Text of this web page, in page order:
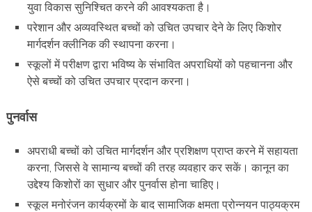
युवा विकास सुनिश्चित करने की आवश्यकता है।
परेशान और अव्यवस्थित बच्चों को उचित उपचार देने के लिए किशोर
मार्गदर्शन क्लीनिक की स्थापना करना।
स्कूलों में परीक्षण द्वारा भविष्य के संभावित अपराधियों को पहचानना और
ऐसे बच्चों को उचित उपचार प्रदान करना।
पुनर्वास
अपराधी बच्चों को उचित मार्गदर्शन और प्रशिक्षण प्राप्त करने में सहायता
करना, जिससे वे सामान्य बच्चों की तरह व्यवहार कर सकें। कानून का
उद्देश्य किशोरों का सुधार और पुनर्वास होना चाहिए।
स्कूल मनोरंजन कार्यक्रमों के बाद सामाजिक क्षमता प्रोन्नयन पाठ्यक्रम